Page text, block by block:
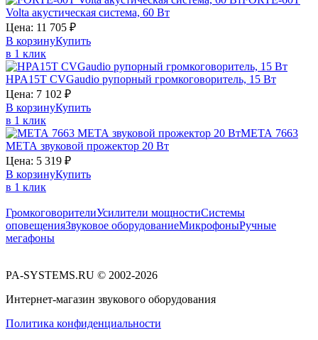
Volta акустическая система, 60 Вт
Цена: 11 705 ₽
В корзинуКупить
в 1 клик
HPA15T CVGaudio рупорный громкоговоритель, 15 Вт
Цена: 7 102 ₽
В корзинуКупить
в 1 клик
МЕТА 7663
МЕТА звуковой прожектор 20 Вт
Цена: 5 319 ₽
В корзинуКупить
в 1 клик
ГромкоговорителиУсилители мощностиСистемы
оповещенияЗвуковое оборудованиеМикрофоныРучные
мегафоны
PA-SYSTEMS.RU © 2002-2026
Интернет-магазин звукового оборудования
Политика конфиденциальности